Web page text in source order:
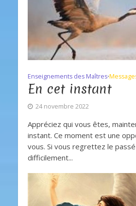
Enseignements des Maîtres•
En cet instant
24 novembre 2022
Appréciez qui vous êtes,
instant. Ce moment est une
vous. Si vous regrettez le
difficilement...